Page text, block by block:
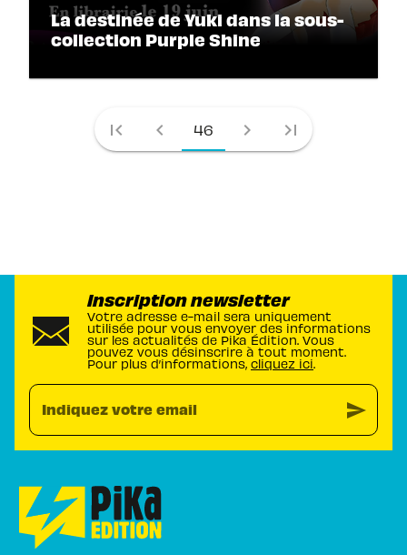
La destinée de Yuki dans la sous-
collection Purple Shine
first_page chevron_left 46 chevron_right last_page
Inscription newsletter
Votre adresse e-mail sera uniquement
utilisée pour vous envoyer des informations
sur les actualités de Pika Édition. Vous
pouvez vous désinscrire à tout moment.
Pour plus d’informations, cliquez ici.
Indiquez votre email send